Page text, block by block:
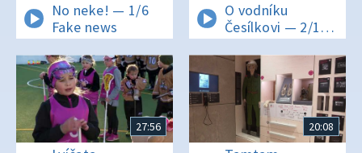
No neke! — 1/6
Fake news
O vodníku
Česílkovi — 2/13
Jak vodník
Česílko zachránil
rusalku
27:56 20:08